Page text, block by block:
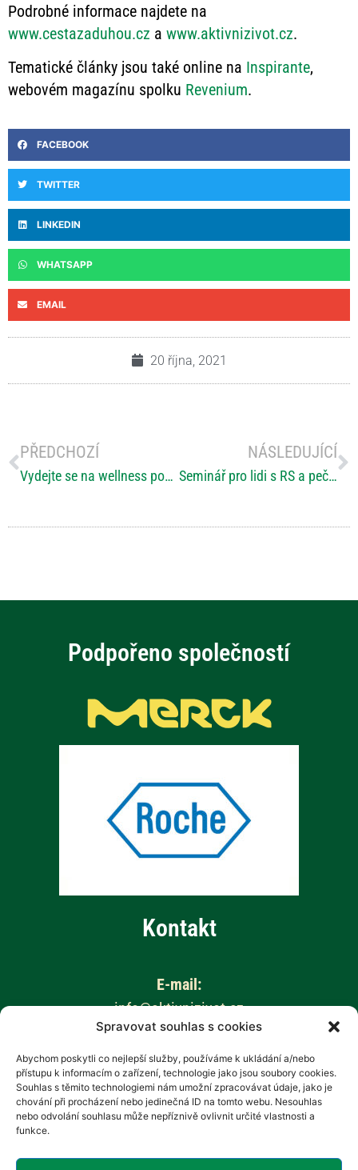
Spravovat souhlas s cookies
Abychom poskytli co nejlepší služby, používáme k ukládání a/nebo
přístupu k informacím o zařízení, technologie jako jsou soubory cookies.
Souhlas s těmito technologiemi nám umožní zpracovávat údaje, jako je
chování při procházení nebo jedinečná ID na tomto webu. Nesouhlas
nebo odvolání souhlasu může nepříznivě ovlivnit určité vlastnosti a
funkce.
Podrobné informace najdete na
www.cestazaduhou.cz a www.aktivnizivot.cz.
Tematické články jsou také online na Inspirante,
webovém magazínu spolku Revenium.
FACEBOOK
TWITTER
LINKEDIN
WHATSAPP
EMAIL
20 října, 2021
PŘEDCHOZÍ
Vydejte se na wellness pobyt!
NÁSLEDUJÍCÍ
Seminář pro lidi s RS a pečující osoby 4. 11. 2021
Podpořeno společností
Kontakt
E-mail:
info@aktivnizivot.cz
Odborní garanti:
Prof. MUDr. Eva Kubala Havrdová, CSc.
Prim. MUDr. Marta Vachová
Revenium, z.s. – Hana Potměšilová